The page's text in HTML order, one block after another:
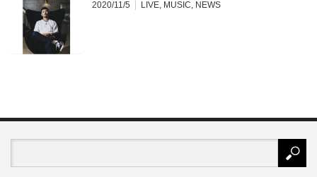
2020/11/5 LIVE, MUSIC, NEWS